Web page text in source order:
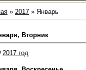
» 2017 » Январь
Вторник
2017 год